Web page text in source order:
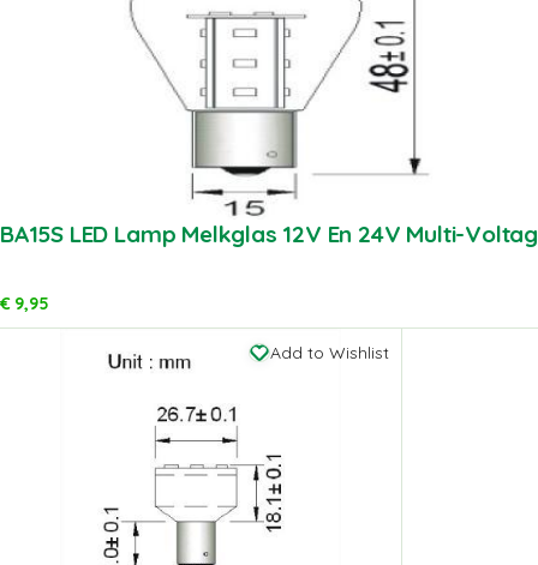
BA15S LED Lamp Melkglas 12V En 24V Multi-
€9,95
Add to Wishlist